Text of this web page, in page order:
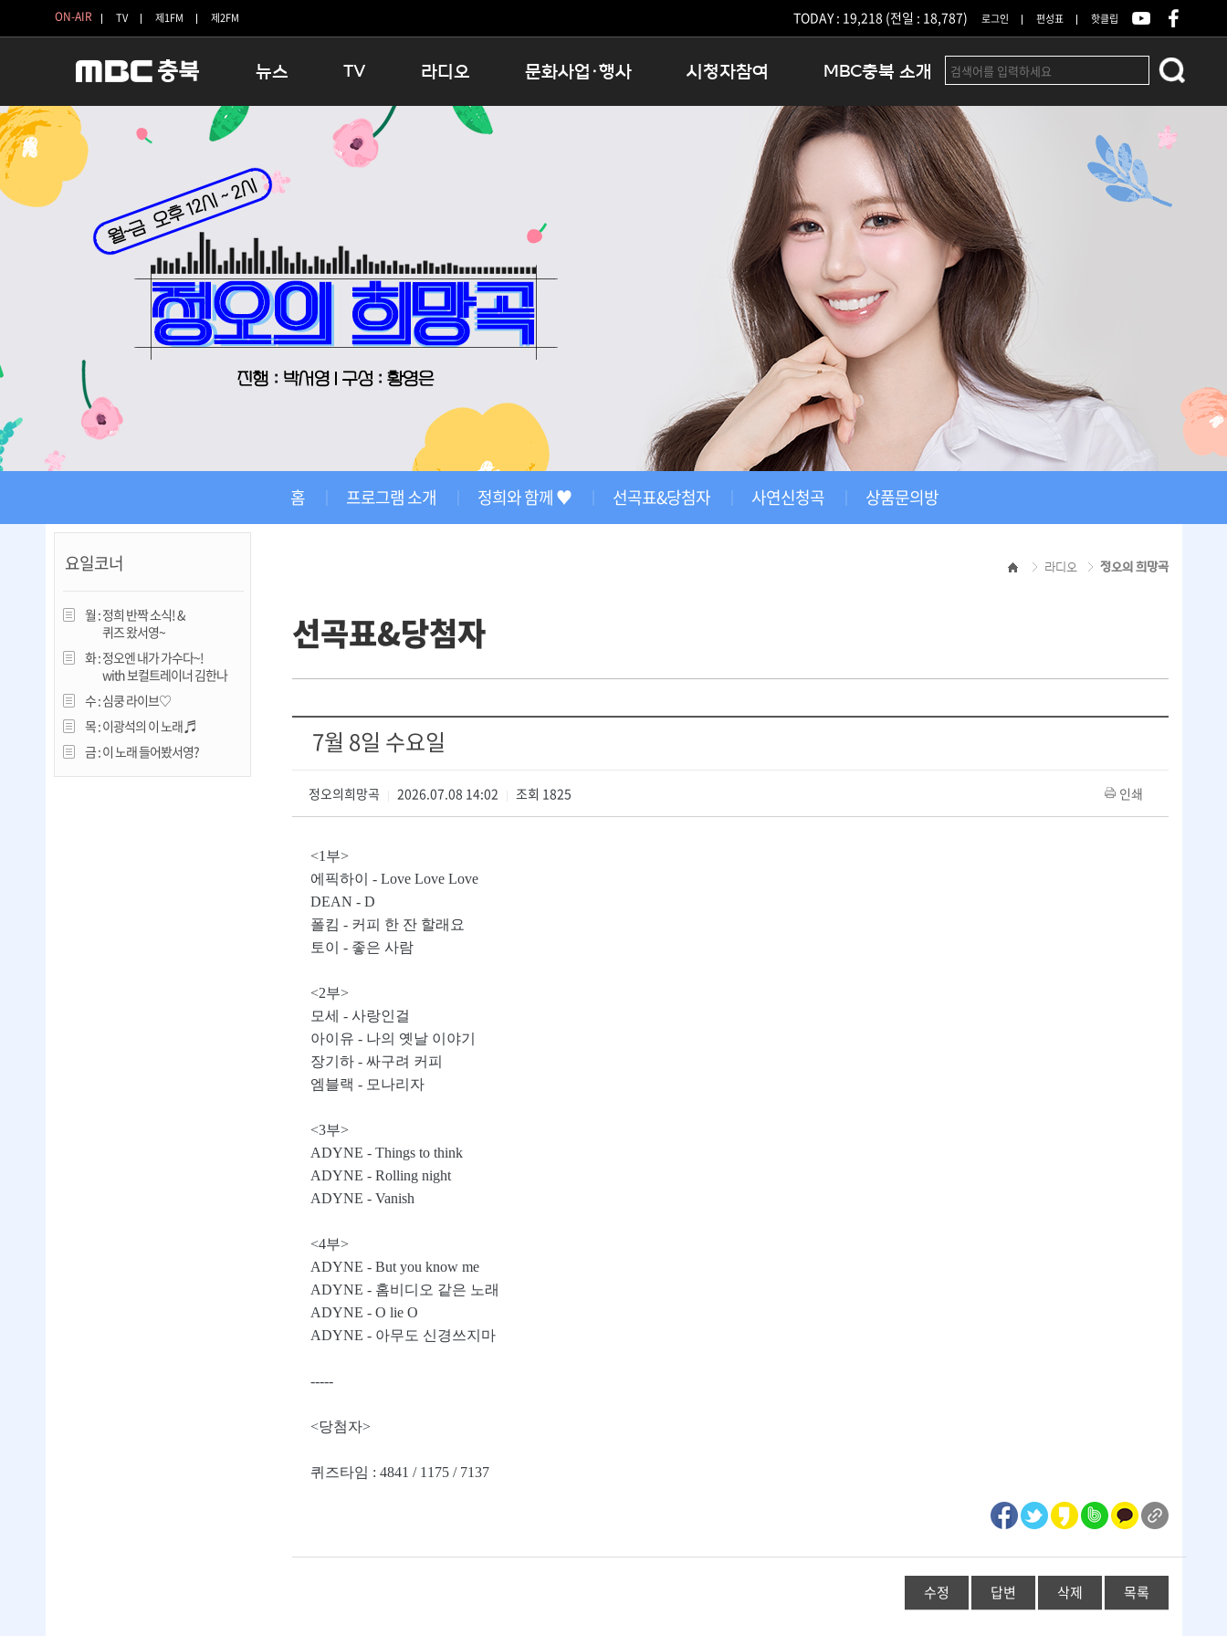
ON-AIR TV 제1FM 제2FM TODAY : 19,218 (전일 : 18,787) 로그인 편성표 핫클립
뉴스
충청북도
청주
충주
단양
보은
영동
옥천
음성
제천
TV
생방송 활기찬 저녁
프라임인터뷰
전국시대
시청자 FLEX
특집프로그램
TV 속 정보
종영프로그램
라디오
11:05 시사ON
문화사업·행사
닥터공감
충청북도 음식문화페스타
로컬인사이트스쿨
로컬 콘텐츠 Hub
시청자참여
시청자불만처리위원회
MBC충북 소개
인사말
연혁
조직 및 업무안내
방송권역
광고안내
오시는길
결산공고
홈 프로그램 소개 정희와 함께 ♥ 선곡표&당첨자 사연신청곡 상품문의방
요일코너
월 :정희 반짝 소식! &
퀴즈 왔서영~
화 :정오엔 내가 가수다~!
with 보컬트레이너 김한나
수 :심쿵 라이브♡
목 :이광석의 이 노래 ♬
금 :이 노래 들어봤서영?
라디오 정오의 희망곡
선곡표&당첨자
7월 8일 수요일
정오의희망곡 2026.07.08 14:02 조회 1825 인쇄
<1부>
에픽하이 - Love Love Love
DEAN - D
폴킴 - 커피 한 잔 할래요
토이 - 좋은 사람
<2부>
모세 - 사랑인걸
아이유 - 나의 옛날 이야기
장기하 - 싸구려 커피
엠블랙 - 모나리자
<3부>
ADYNE - Things to think
ADYNE - Rolling night
ADYNE - Vanish
<4부>
ADYNE - But you know me
ADYNE - 홈비디오 같은 노래
ADYNE - O lie O
ADYNE - 아무도 신경쓰지마
-----
<당첨자>
퀴즈타임 : 4841 / 1175 / 7137
수정 답변 삭제 목록